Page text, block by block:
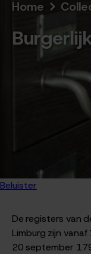
Beluister
Home
De registers van
Limburg zijn
20 september